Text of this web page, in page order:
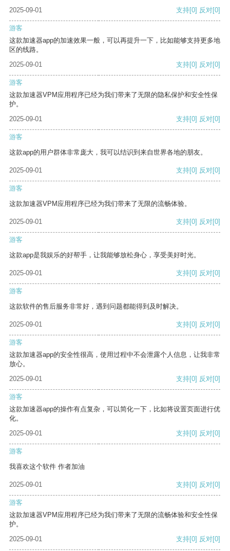
2025-09-01
支持[0] 反对[0]
游客
这款加速器app的加速效果一般，可以再提升一下，比如能够支持更多地
区的线路。
2025-09-01
支持[0] 反对[0]
游客
这款加速器VPM应用程序已经为我们带来了无限的隐私保护和安全性保
护。
2025-09-01
支持[0] 反对[0]
游客
这款app的用户群体非常庞大，我可以结识到来自世界各地的朋友。
2025-09-01 支持[0] 反对[0]
游客
这款加速器VPM应用程序已经为我们带来了无限的流畅体验。
2025-09-01 支持[0] 反对[0]
游客
这款app是我娱乐的好帮手，让我能够放松身心，享受美好时光。
2025-09-01 支持[0] 反对[0]
游客
这款软件的售后服务非常好，遇到问题都能得到及时解决。
2025-09-01 支持[0] 反对[0]
游客
这款加速器app的安全性很高，使用过程中不会泄露个人信息，让我非常
放心。
2025-09-01
支持[0] 反对[0]
游客
这款加速器app的操作有点复杂，可以简化一下，比如将设置页面进行优
化。
2025-09-01
支持[0] 反对[0]
游客
我喜欢这个软件 作者加油
2025-09-01 支持[0] 反对[0]
游客
这款加速器VPM应用程序已经为我们带来了无限的流畅体验和安全性保
护。
2025-09-01
支持[0] 反对[0]